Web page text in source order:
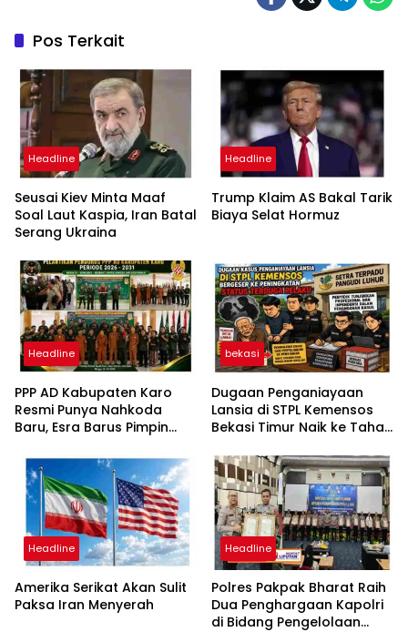
Pos Terkait
Headline
Seusai Kiev Minta Maaf
Soal Laut Kaspia, Iran Batal
Serang Ukraina
Headline
Trump Klaim AS Bakal Tarik
Biaya Selat Hormuz
Headline
PPP AD Kabupaten Karo
Resmi Punya Nahkoda
Baru, Esra Barus Pimpin
bekasi
Dugaan Penganiayaan
Lansia di STPL Kemensos
Bekasi Timur Naik ke Tahap
Minta Proses Transparan
dan Bebas Intervensi
Headline
Amerika Serikat Akan Sulit
Paksa Iran Menyerah
Headline
Polres Pakpak Bharat Raih
Dua Penghargaan Kapolri
di Bidang Pengelolaan